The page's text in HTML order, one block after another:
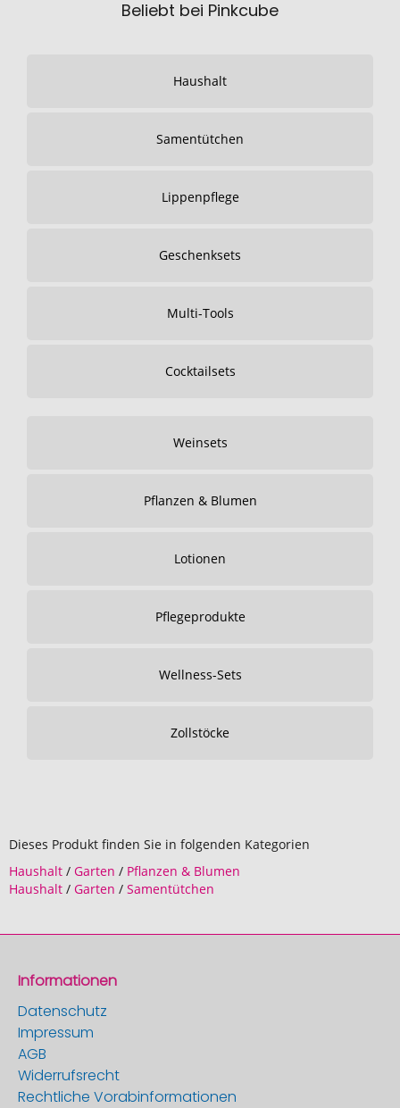
Beliebt bei Pinkcube
Haushalt
Samentütchen
Lippenpflege
Geschenksets
Multi-Tools
Cocktailsets
Weinsets
Pflanzen & Blumen
Lotionen
Pflegeprodukte
Wellness-Sets
Zollstöcke
Dieses Produkt finden Sie in folgenden Kategorien
Haushalt / Garten / Pflanzen & Blumen
Haushalt / Garten / Samentütchen
Informationen
Datenschutz
Impressum
AGB
Widerrufsrecht
Rechtliche Vorabinformationen